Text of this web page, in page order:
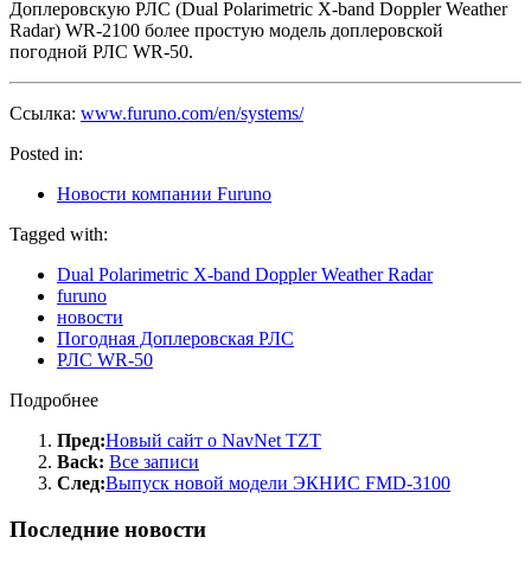
Доплеровскую РЛС (Dual Polarimetric X-band Doppler Weather
Radar) WR-2100 более простую модель доплеровской
погодной РЛС WR-50.
Ссылка: www.furuno.com/en/systems/
Posted in:
Новости компании Furuno
Tagged with:
Dual Polarimetric X-band Doppler Weather Radar
furuno
новости
Погодная Доплеровская РЛС
РЛС WR-50
Подробнее
Пред:Новый сайт о NavNet TZT
Back: Все записи
След:Выпуск новой модели ЭКНИС FMD-3100
Последние новости